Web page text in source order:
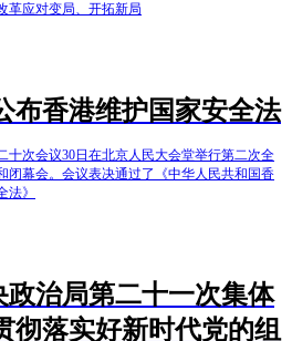
革应对变局、开拓新局
布香港维护国家安全法
十次会议30日在北京人民大会堂举行第二次全
闭幕会。会议表决通过了《中华人民共和国香
法》
政治局第二十一次集体
彻落实好新时代党的组